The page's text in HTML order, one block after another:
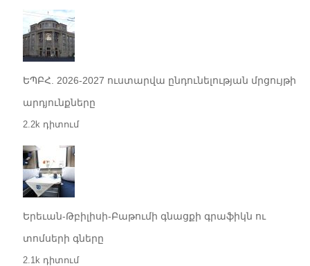
ԵՊԲՀ. 2026-2027 ուստարվա ընդունելության մրցույթի
արդյունքները
2.2k դիտում
Երեւան-Թբիլիսի-Բաթումի գնացքի գրաֆիկն ու
տոմսերի գները
2.1k դիտում